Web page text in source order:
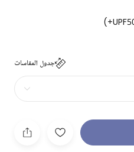
جدول المقاسات